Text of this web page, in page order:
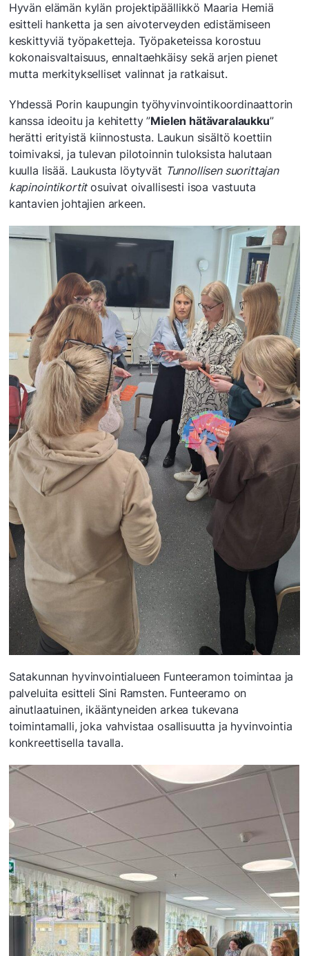
Hyvän elämän kylän projektipäällikkö Maaria Hemiä
esitteli hanketta ja sen aivoterveyden edistämiseen
keskittyviä työpaketteja. Työpaketeissa korostuu
kokonaisvaltaisuus, ennaltaehkäisy sekä arjen pienet
mutta merkitykselliset valinnat ja ratkaisut.
Yhdessä Porin kaupungin työhyvinvointikoordinaattorin
kanssa ideoitu ja kehitetty ”Mielen hätävaralaukku”
herätti erityistä kiinnostusta. Laukun sisältö koettiin
toimivaksi, ja tulevan pilotoinnin tuloksista halutaan
kuulla lisää. Laukusta löytyvät Tunnollisen suorittajan
kapinointikortitosuivat oivallisesti isoa vastuuta
kantavien johtajien arkeen.
Satakunnan hyvinvointialueen Funteeramon toimintaa ja
palveluita esitteli Sini Ramsten. Funteeramo on
ainutlaatuinen, ikääntyneiden arkea tukevana
toimintamalli, joka vahvistaa osallisuutta ja hyvinvointia
konkreettisella tavalla.